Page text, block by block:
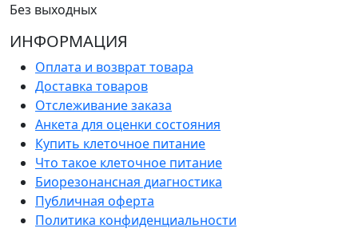
Без выходных
ИНФОРМАЦИЯ
Оплата и возврат товара
Доставка товаров
Отслеживание заказа
Анкета для оценки состояния
Купить клеточное питание
Что такое клеточное питание
Биорезонансная диагностика
Публичная оферта
Политика конфиденциальности